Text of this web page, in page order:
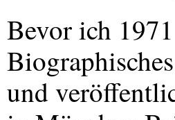
Bevor ich
und